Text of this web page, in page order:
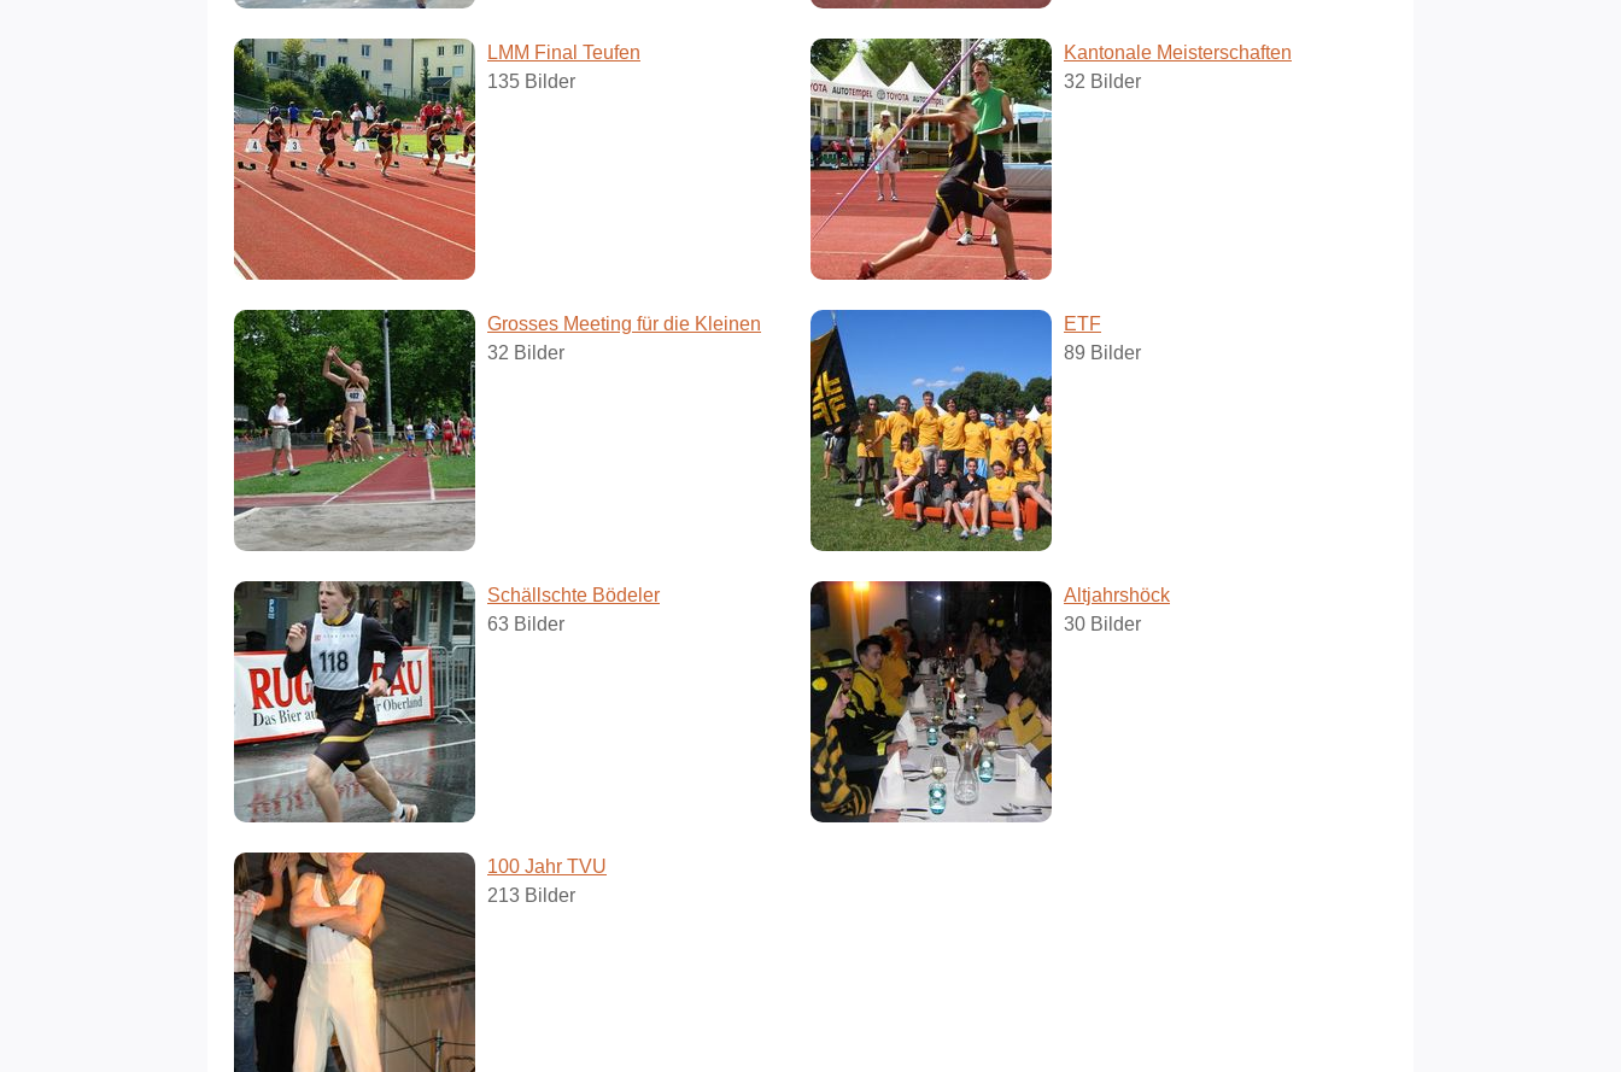
LMM Final Teufen
135 Bilder
Kantonale Meisterschaften
32 Bilder
Grosses Meeting für die Kleinen
32 Bilder
ETF
89 Bilder
Schällschte Bödeler
63 Bilder
Altjahrshöck
30 Bilder
100 Jahr TVU
213 Bilder